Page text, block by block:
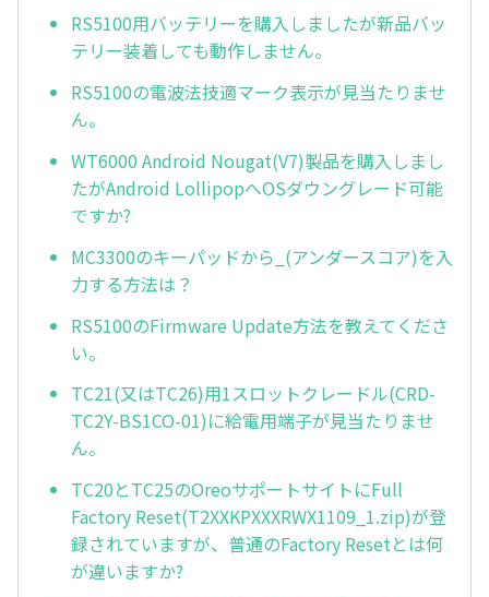
RS5100用バッテリーを購入しましたが新品バッ
テリー装着しても動作しません。
RS5100の電波法技適マーク表示が見当たりませ
ん。
WT6000 Android Nougat(V7)製品を購入しまし
たがAndroid LollipopへOSダウングレード可能
ですか?
MC3300のキーパッドから_(アンダースコア)を入
力する方法は？
RS5100のFirmware Update方法を教えてくださ
い。
TC21(又はTC26)用1スロットクレードル(CRD-
TC2Y-BS1CO-01)に給電用端子が見当たりませ
ん。
TC20とTC25のOreoサポートサイトにFull
Factory Reset(T2XXKPXXXRWX1109_1.zip)が登
録されていますが、普通のFactory Resetとは何
が違いますか?